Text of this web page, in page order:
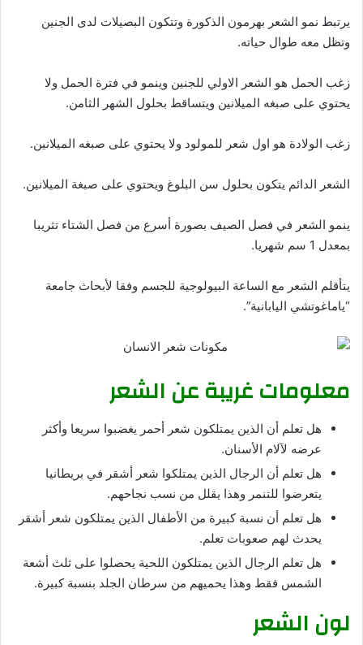
يرتبط نمو الشعر بهرمون الذكورة وتتكون البصيلات لدى الجنين
وتظل معه طوال حياته.
زغب الحمل هو الشعر الاولي للجنين وينمو في فترة الحمل ولا
يحتوي على صبغه الميلانين ويتساقط بحلول الشهر الثامن.
زغب الولادة هو اول شعر للمولود ولا يحتوي على صبغه الميلانين.
الشعر الدائم يتكون بحلول سن البلوغ ويحتوي على صبغة الميلانين.
ينمو الشعر في فصل الصيف بصورة أسرع من فصل الشتاء تثريبا
بمعدل 1 سم شهريا.
يتأقلم الشعر مع الساعة البيولوجية للجسم وفقا لأبحاث جامعة
“ياماغوتشي اليابانية”.
معلومات غريبة عن الشعر
هل تعلم أن الذين يمتلكون شعر أحمر يغضبوا سريعا وأكثر
عرضه لآلام الأسنان.
هل تعلم أن الرجال الذين يمتلكوا شعر أشقر في بريطانيا
يتعرضوا للتنمر وهذا يقلل من نسب نجاحهم.
هل تعلم أن نسبة كبيرة من الأطفال الذين يمتلكون شعر أشقر
يحدث لهم صعوبات تعلم.
هل تعلم الرجال الذين يمتلكون اللحية يحصلوا على ثلث أشعة
الشمس فقط وهذا يحميهم من سرطان الجلد بنسبة كبيرة.
لون الشعر